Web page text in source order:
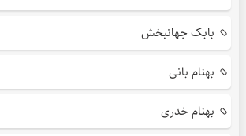
بابک جهانبخش
بهنام بانی
بهنام خدری